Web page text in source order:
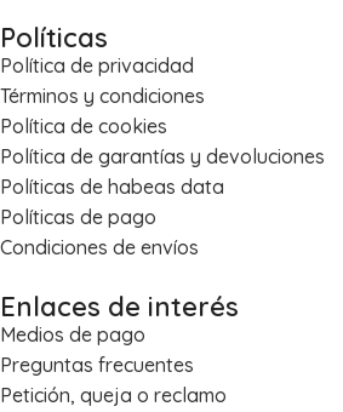
Políticas
Política de privacidad
Términos y condiciones
Política de cookies
Política de garantías y devoluciones
Políticas de habeas data
Políticas de pago
Condiciones de envíos
Enlaces de interés
Medios de pago
Preguntas frecuentes
Petición, queja o reclamo